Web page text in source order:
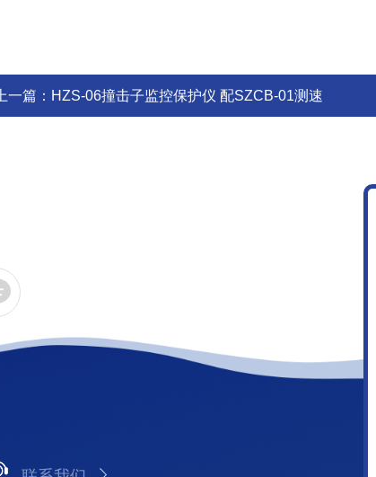
上一篇： HZS-06撞击子监控保护仪 配SZCB-01测速